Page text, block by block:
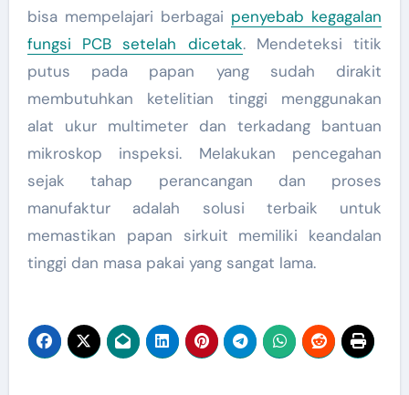
bisa mempelajari berbagai penyebab kegagalan
fungsi PCB setelah dicetak. Mendeteksi titik
putus pada papan yang sudah dirakit
membutuhkan ketelitian tinggi menggunakan
alat ukur multimeter dan terkadang bantuan
mikroskop inspeksi. Melakukan pencegahan
sejak tahap perancangan dan proses
manufaktur adalah solusi terbaik untuk
memastikan papan sirkuit memiliki keandalan
tinggi dan masa pakai yang sangat lama.